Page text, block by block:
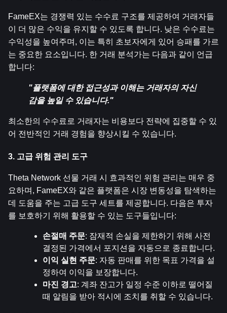
FameEX는 경쟁력 있는 수수료 구조를 제공하여 거래자들
이 더 많은 수익을 유지할 수 있도록 합니다. 낮은 수수료는
수익성을 높여주며, 이는 특히 초보자에게 있어 승패를 가르
는 중요한 요소입니다. 한 거래 분석가는 다음과 같이 언급
합니다:
"플랫폼에 대한 접근성과 이해는 거래자의 자신
감을 높일 수 있습니다."
최소한의 수수료로 거래자는 비용보다 전략에 집중할 수 있
어 전반적인 거래 경험을 향상시킬 수 있습니다.
3. 고급 위험 관리 도구
Theta Network 선물 거래 시 효과적인 위험 관리는 매우 중
요하며, FameEX와 같은 플랫폼은 시장 변동성을 탐색하는
데 도움을 주는 고급 도구 세트를 제공합니다. 다음은 투자
를 보호하기 위해 활용할 수 있는 도구들입니다:
손절매 주문: 잠재적 손실을 제한하기 위해 사전
결정된 가격에서 포지션을 자동으로 종료합니다.
이익 실현 주문: 자동 판매를 위한 목표 가격을 설
정하여 이익을 보장합니다.
마진 경고: 계좌 잔고가 일정 수준 이하로 떨어질
때 알림을 받아 적시에 조치를 취할 수 있습니다.